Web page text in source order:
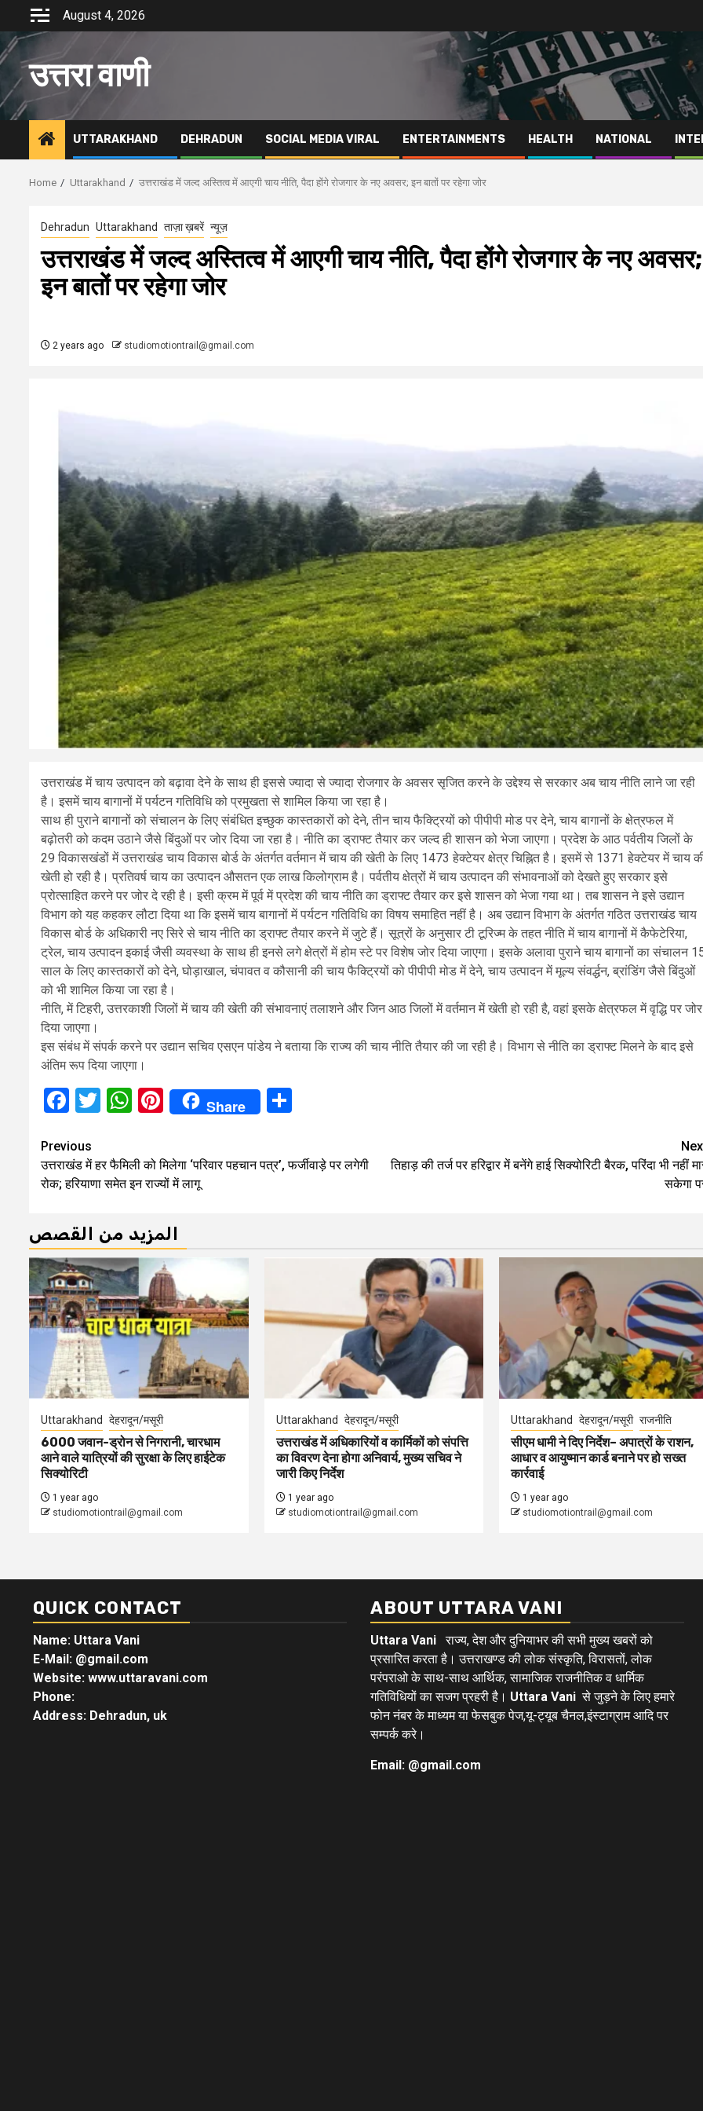
content
August 4, 2026
उत्तरा वाणी
UTTARAKHAND DEHRADUN SOCIAL MEDIA VIRAL ENTERTAINMENTS HEALTH NATIONAL
Home Uttarakhand उत्तराखंड में जल्द अस्तित्व में आएगी चाय नीति, पैदा होंगे रोजगार के नए अवसर; इन बातों पर रहेगा जोर
Dehradun Uttarakhand ताज़ा ख़बरें न्यूज़
उत्तराखंड में जल्द अस्तित्व में आएगी चाय नीति, पैदा होंगे रोजगार के नए अवसर;
इन बातों पर रहेगा जोर
2 years ago studiomotiontrail@gmail.com
उत्तराखंड में चाय उत्पादन को बढ़ावा देने के साथ ही इससे ज्यादा से ज्यादा रोजगार के अवसर सृजित करने के उद्देश्य से सरकार अब चाय नीति लाने जा रही
है। इसमें चाय बागानों में पर्यटन गतिविधि को प्रमुखता से शामिल किया जा रहा है।
साथ ही पुराने बागानों को संचालन के लिए संबंधित इच्छुक कास्तकारों को देने, तीन चाय फैक्ट्रियों को पीपीपी मोड पर देने, चाय बागानों के क्षेत्रफल में
बढ़ोतरी को कदम उठाने जैसे बिंदुओं पर जोर दिया जा रहा है। नीति का ड्राफ्ट तैयार कर जल्द ही शासन को भेजा जाएगा। प्रदेश के आठ पर्वतीय जिलों के
29 विकासखंडों में उत्तराखंड चाय विकास बोर्ड के अंतर्गत वर्तमान में चाय की खेती के लिए 1473 हेक्टेयर क्षेत्र चिह्नित है। इसमें से 1371 हेक्टेयर में चाय
खेती हो रही है। प्रतिवर्ष चाय का उत्पादन औसतन एक लाख किलोग्राम है। पर्वतीय क्षेत्रों में चाय उत्पादन की संभावनाओं को देखते हुए सरकार इसे
प्रोत्साहित करने पर जोर दे रही है। इसी क्रम में पूर्व में प्रदेश की चाय नीति का ड्राफ्ट तैयार कर इसे शासन को भेजा गया था। तब शासन ने इसे उद्यान
विभाग को यह कहकर लौटा दिया था कि इसमें चाय बागानों में पर्यटन गतिविधि का विषय समाहित नहीं है। अब उद्यान विभाग के अंतर्गत गठित उत्तराखंड चाय
विकास बोर्ड के अधिकारी नए सिरे से चाय नीति का ड्राफ्ट तैयार करने में जुटे हैं। सूत्रों के अनुसार टी टूरिज्म के तहत नीति में चाय बागानों में कैफेटेरिया,
ट्रेल, चाय उत्पादन इकाई जैसी व्यवस्था के साथ ही इनसे लगे क्षेत्रों में होम स्टे पर विशेष जोर दिया जाएगा। इसके अलावा पुराने चाय बागानों का संचालन
साल के लिए कास्तकारों को देने, घोड़ाखाल, चंपावत व कौसानी की चाय फैक्ट्रियों को पीपीपी मोड में देने, चाय उत्पादन में मूल्य संवर्द्धन, ब्रांडिंग जैसे बिंदुओं
को भी शामिल किया जा रहा है।
नीति, में टिहरी, उत्तरकाशी जिलों में चाय की खेती की संभावनाएं तलाशने और जिन आठ जिलों में वर्तमान में खेती हो रही है, वहां इसके क्षेत्रफल में वृद्धि पर जोर
दिया जाएगा।
इस संबंध में संपर्क करने पर उद्यान सचिव एसएन पांडेय ने बताया कि राज्य की चाय नीति तैयार की जा रही है। विभाग से नीति का ड्राफ्ट मिलने के बाद इसे
अंतिम रूप दिया जाएगा।
Facebook
TwitterWhatsApp
Pinterest
Share
Continue
Reading
Previous
उत्तराखंड में हर फैमिली को मिलेगा ‘परिवार पहचान पत्र’, फर्जीवाड़े पर लगेगी
रोक; हरियाणा समेत इन राज्यों में लागू
तिहाड़ की तर्ज पर हरिद्वार में बनेंगे हाई सिक्योरिटी बैरक, परिंदा भी नहीं
सकेगा
المزيد من القصص
Uttarakhand देहरादून/मसूरी
6000 जवान-ड्रोन से निगरानी, चारधाम
आने वाले यात्रियों की सुरक्षा के लिए हाईटेक
सिक्योरिटी
1 year ago
studiomotiontrail@gmail.com
Uttarakhand देहरादून/मसूरी
उत्तराखंड में अधिकारियों व कार्मिकों को संपत्ति
का विवरण देना होगा अनिवार्य, मुख्य सचिव ने
जारी किए निर्देश
1 year ago
studiomotiontrail@gmail.com
Uttarakhand देहरादून/मसूरी राजनीति
सीएम धामी ने दिए निर्देश– अपात्रों के राशन,
आधार व आयुष्मान कार्ड बनाने पर हो सख्त
कार्रवाई
1 year ago
studiomotiontrail@gmail.com
QUICK CONTACT
Name: Uttara Vani
E-Mail: @gmail.com
Website: www.uttaravani.com
Phone:
Address: Dehradun, uk
ABOUT UTTARA VANI
Uttara Vani राज्य, देश और दुनियाभर की सभी मुख्य खबरों को
प्रसारित करता है। उत्तराखण्ड की लोक संस्कृति, विरासतों, लोक
परंपराओ के साथ-साथ आर्थिक, सामाजिक राजनीतिक व धार्मिक
गतिविधियों का सजग प्रहरी है। Uttara Vani से जुड़ने के लिए हमारे
फोन नंबर के माध्यम या फेसबुक पेज,यू-ट्यूब चैनल,इंस्टाग्राम आदि पर
सम्पर्क करे।
Email: @gmail.com